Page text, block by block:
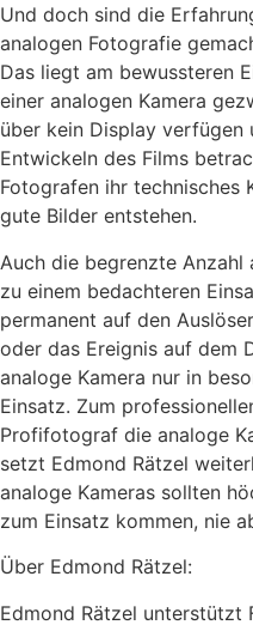
Und doch sind die
analogen Fotografie
Das liegt am bewussteren
einer analogen Kamera
über kein Display verfügen
Entwickeln des Films
Fotografen ihr technisches
gute Bilder entstehen.
Auch die begrenzte
zu einem bedachteren
permanent auf den
oder das Ereignis auf dem
analoge Kamera nur in
Einsatz. Zum
Profifotograf die analoge
setzt Edmond Rätzel
analoge Kameras sollten
zum Einsatz kommen, nie
Über Edmond Rätzel:
Edmond Rätzel unterstützt